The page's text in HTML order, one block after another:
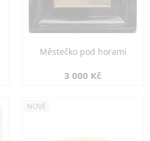
Městečko pod horami
3 000 Kč
NOVÉ